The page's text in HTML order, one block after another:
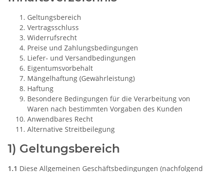
Geltungsbereich
Vertragsschluss
Widerrufsrecht
Preise und Zahlungsbedingungen
Liefer- und Versandbedingungen
Eigentumsvorbehalt
Mängelhaftung (Gewährleistung)
Haftung
Besondere Bedingungen für die Verarbeitung von
Waren nach bestimmten Vorgaben des Kunden
Anwendbares Recht
Alternative Streitbeilegung
1) Geltungsbereich
1.1 Diese Allgemeinen Geschäftsbedingungen (nachfolgend